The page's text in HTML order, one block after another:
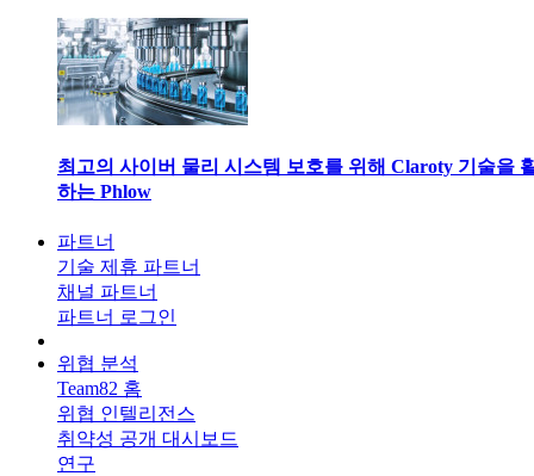
최고의 사이버 물리 시스템 보호를 위해 Claroty 기술을
하는 Phlow
파트너
기술 제휴 파트너
채널 파트너
파트너 로그인
위협 분석
Team82 홈
위협 인텔리전스
취약성 공개 대시보드
연구